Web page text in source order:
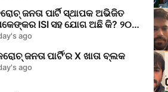
ଜନତା ପାର୍ଟି ସ୍ଥାପକ ଅଭିଜିତ
ISI ସହ ଯୋଗ ଅଛି କି? ୨୦୧୯
ପୋଲିସ ଅଭିଯୋଗ କଣ କହୁଛି
ago
ଜନତା ପାର୍ଟି’ର X ଖାତା ବ୍ଲକ
ago